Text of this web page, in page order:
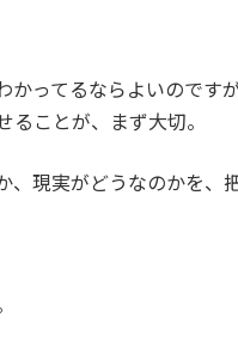
ってるならよいのです
ことが、まず大切。
現実がどうなのかを、